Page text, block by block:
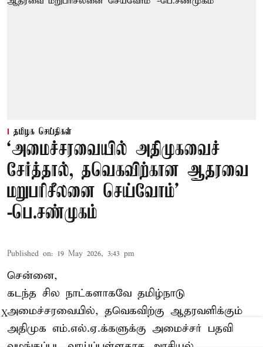
தமிழக செய்திகள்
‘அமைச்சரவையில் அதிமுகவைச்
சேர்த்தால், தவெகவிற்கான ஆதரவை
மறுபரிசீலனை செய்வோம்'
-பெ.சண்முகம்
Published on: 19 May 2026, 3:43 pm
சென்னை,
கடந்த சில நாட்களாகவே தமிழ்நாடு
அமைச்சரவையில், தவெகவிற்கு ஆதரவளிக்கும்
அதிமுக எம்.எல்.ஏ.க்களுக்கு அமைச்சர் பதவி
X